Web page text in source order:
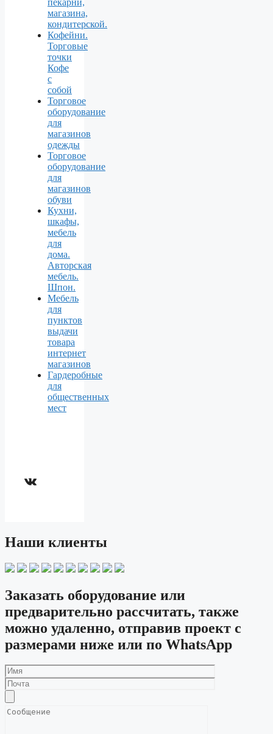
магазина,
кондитерской.
Кофейни.
Торговые
точки
Кофе
с
собой
Торговое
оборудование
для
магазинов
одежды
Торговое
оборудование
для
магазинов
обуви
Кухни,
шкафы,
мебель
для
дома.
Авторская
мебель.
Шпон.
Мебель
для
пунктов
выдачи
товара
интернет
магазинов
Гардеробные
для
общественных
мест
ВКонтакте
Наши клиенты
Заказать оборудование или
предварительно рассчитать, также
можно удаленно, отправив проект с
размерами ниже или по WhatsApp